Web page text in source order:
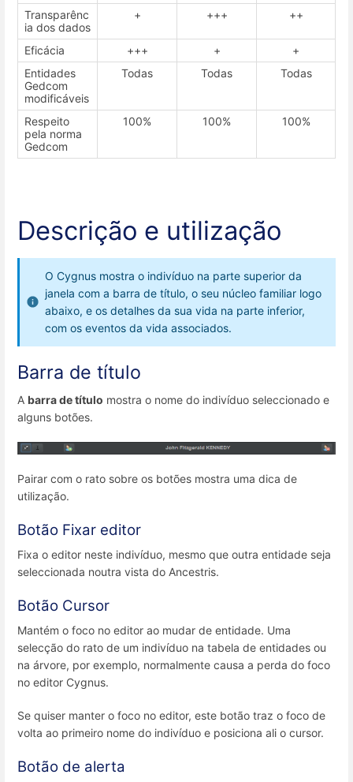
Transparênc
ia dos dados
+ +++ ++
Eficácia +++ +
+
Entidades
Gedcom
modificáveis
Todas Todas Todas
Respeito
pela norma
Gedcom
100% 100% 100%
Descrição e utilização
O Cygnus mostra o indivíduo na parte superior da
janela com a barra de título, o seu núcleo familiar logo
abaixo, e os detalhes da sua vida na parte inferior,
com os eventos da vida associados.
Barra de título
A barra de título mostra o nome do indivíduo seleccionado e
alguns botões.
Pairar com o rato sobre os botões mostra uma dica de
utilização.
Botão Fixar editor
Fixa o editor neste indivíduo, mesmo que outra entidade seja
seleccionada noutra vista do Ancestris.
Botão Cursor
Mantém o foco no editor ao mudar de entidade. Uma
selecção do rato de um indivíduo na tabela de entidades ou
na árvore, por exemplo, normalmente causa a perda do foco
no editor Cygnus.
Se quiser manter o foco no editor, este botão traz o foco de
volta ao primeiro nome do indivíduo e posiciona ali o cursor.
Botão de alerta